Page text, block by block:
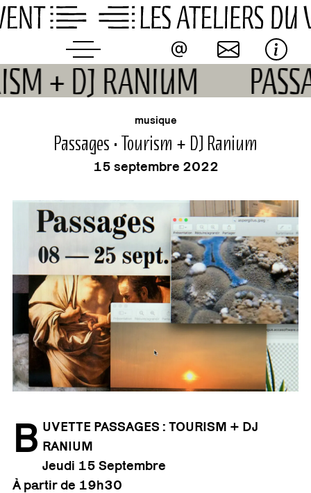
Skip
to
+ DJ RANIUM
buvette
événement
musique
Passages • Tourism + DJ Ranium
15 septembre 2022
B UVETTE PASSAGES : TOURISM + DJ
RANIUM
Jeudi 15 Septembre
À partir de 19h30